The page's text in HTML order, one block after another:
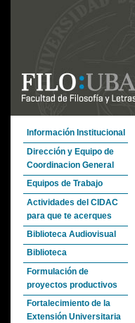
Información Institucional
Dirección y Equipo de
Coordinacion General
Equipos de Trabajo
Actividades del CIDAC
para que te acerques
Biblioteca Audiovisual
Biblioteca
Formulación de
proyectos productivos
Fortalecimiento de la
Extensión Universitaria